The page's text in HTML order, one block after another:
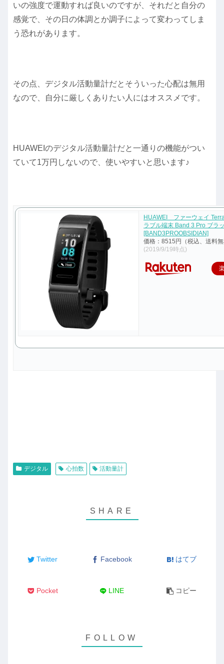
いの強度で運動すれば良いのですが、それだと自分の
感覚で、その日の体調とか調子によって変わってしま
う恐れがあります。
その点、デジタル活動量計だとそういった心配は無用
なので、自分に厳しくありたい人にはオススメです。
HUAWEIのデジタル活動量計だと一通りの機能がつい
ていて1万円しないので、使いやすいと思います♪
HUAWEI ファーウェイ
ラブル端末 Band 3 Pro ブラ
[BAND3PROOBSIDIAN]
価格：8515円（税込、送料
(2019/9/19時点)
デジタル 心拍数 活動量計
Twitter Facebook はてブ
Pocket LINE コピー